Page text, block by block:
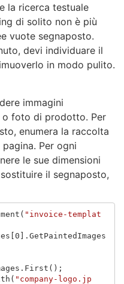
la ricerca testuale
di solito non è più
vuote segnaposto.
devi individuare il
in modo pulito.
immagini
o foto di prodotto. Per
enumera la raccolta
Per ogni
le sue dimensioni
il segnaposto,
( "invoice-templat
0 ]. GetPaintedImages
. First ();
( "company-logo.jp